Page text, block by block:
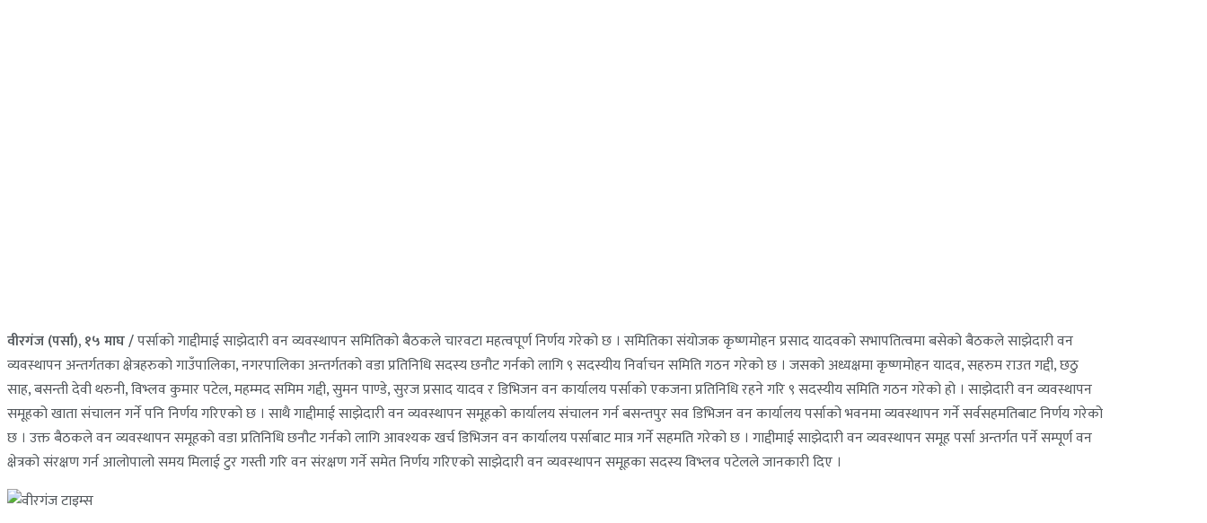
वीरगंज (पर्सा), १५ माघ /पर्साको गाद्दीमाई साझेदारी वन व्यवस्थापन समितिको बैठकले चारवटा महत्वपूर्ण निर्णय गरेको छ । समितिका संयोजक कृष्णमोहन प्रसाद यादवको सभापतित्वमा बसेको बैठकले साझेदारी वन
व्यवस्थापन अन्तर्गतका क्षेत्रहरुको गाउँपालिका, नगरपालिका अन्तर्गतको वडा प्रतिनिधि सदस्य छनौट गर्नको लागि ९ सदस्यीय निर्वाचन समिति गठन गरेको छ । जसको अध्यक्षमा कृष्णमोहन यादव, सहरुम राउत गद्दी, छठु
साह, बसन्ती देवी थरुनी, विभ्लव कुमार पटेल, महम्मद समिम गद्दी, सुमन पाण्डे, सुरज प्रसाद यादव र डिभिजन वन कार्यालय पर्साको एकजना प्रतिनिधि रहने गरि ९ सदस्यीय समिति गठन गरेको हो । साझेदारी वन व्यवस्थापन
समूहको खाता संचालन गर्ने पनि निर्णय गरिएको छ । साथै गाद्दीमाई साझेदारी वन व्यवस्थापन समूहको कार्यालय संचालन गर्न बसन्तपुर सव डिभिजन वन कार्यालय पर्साको भवनमा व्यवस्थापन गर्ने सर्वसहमतिबाट निर्णय गरेको
छ । उक्त बैठकले वन व्यवस्थापन समूहको वडा प्रतिनिधि छनौट गर्नको लागि आवश्यक खर्च डिभिजन वन कार्यालय पर्साबाट मात्र गर्ने सहमति गरेको छ । गाद्दीमाई साझेदारी वन व्यवस्थापन समूह पर्सा अन्तर्गत पर्ने सम्पूर्ण वन
क्षेत्रको संरक्षण गर्न आलोपालो समय मिलाई टुर गस्ती गरि वन संरक्षण गर्ने समेत निर्णय गरिएको साझेदारी वन व्यवस्थापन समूहका सदस्य विभ्लव पटेलले जानकारी दिए ।